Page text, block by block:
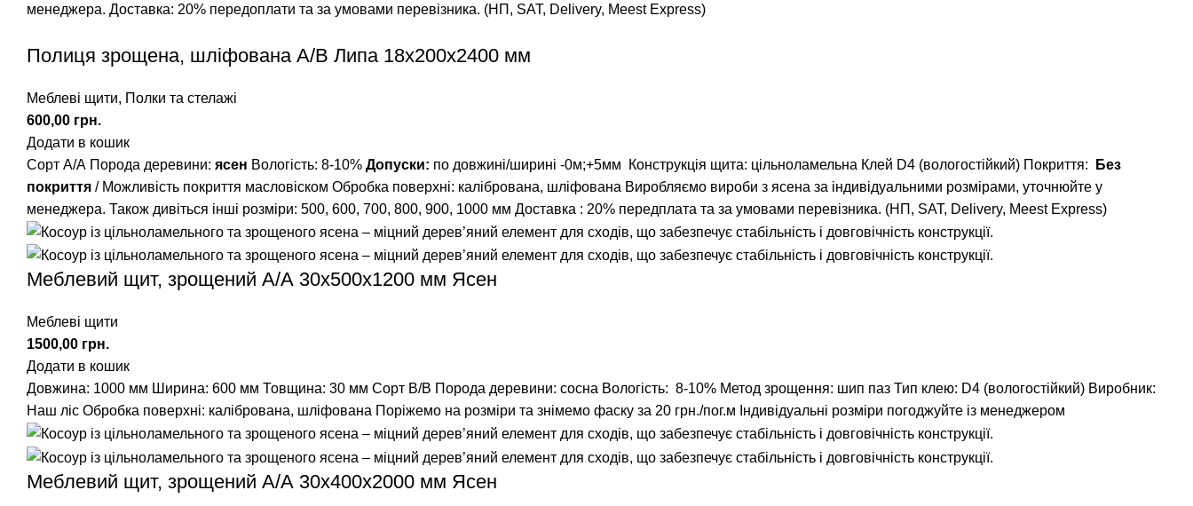
менеджера. Доставка: 20% передоплати та за умовами перевізника. (НП, SAT, Delivery, Meest Express)
Полиця зрощена, шліфована A/В Липа 18х200х2400 мм
Меблеві щити, Полки та стелажі
грн.
Додати в кошик
Сорт А/А Порода деревини: ясен Вологість: 8-10% Допуски: по довжині/ширині -0м;+5мм Конструкція щита: цільноламельна Клей D4 (вологостійкий) Покриття:
Без
покриття / Можливість покриття масловіском Обробка поверхні: калібрована, шліфована Виробляємо вироби з ясена за індивідуальними розмірами, уточнюйте у
менеджера. Також дивіться інші розміри: 500, 600, 700, 800, 900, 1000 мм Доставка : 20% передплата та за умовами перевізника. (НП, SAT, Delivery, Meest Express)
Меблевий щит, зрощений A/А 30х500х1200 мм Ясен
Меблеві щити
грн.
Додати в кошик
Довжина: 1000 мм Ширина: 600 мм Товщина: 30 мм Сорт В/В Порода деревини: сосна Вологість: 8-10% Метод зрощення: шип паз Тип клею: D4 (вологостійкий) Виробник:
Наш ліс Обробка поверхні: калібрована, шліфована Поріжемо на розміри та знімемо фаску за 20 грн./пог.м Індивідуальні розміри погоджуйте із менеджером
Меблевий щит, зрощений A/А 30х400х2000 мм Ясен